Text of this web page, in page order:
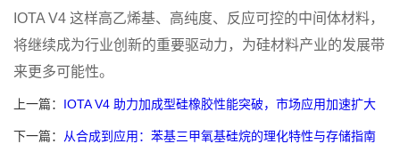
IOTA V4 这样高乙烯基、高纯度、反应可控的中间体材料，
将继续成为行业创新的重要驱动力，为硅材料产业的发展带
来更多可能性。
上一篇： IOTA V4 助力加成型硅橡胶性能突破，市场应用加速扩大
下一篇： 从合成到应用：苯基三甲氧基硅烷的理化特性与存储指南